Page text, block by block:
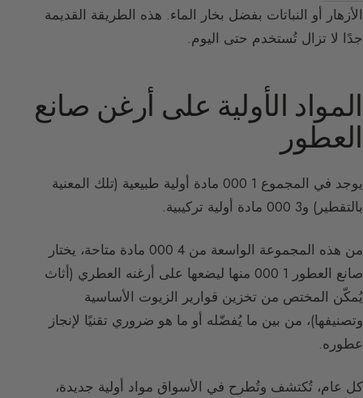
الأزهار أو النباتات بفضل بخار الماء. هذه الطريقة القديمة
جدًا لا تزال تُستخدم حتى اليوم.
المواد الأولية على أرغن صانع
العطور
يوجد في المجموع 1 000 مادة أولية طبيعية (تلك المعنية
بالتقطير) و3 000 مادة أولية تركيبية.
من هذه المجموعة الواسعة من 4 000 مادة متاحة، يختار
صانع العطور 1 000 منها ليضعها على أرغنه العطري (أثاث
يُمكّن المختص من تخزين قوارير الزيوت الأساسية
وتصنيفها)، من بين ما يُفضّله أو ما هو ضروري تقنيًا لإنجاز
عطوره.
كل عام، تُكتشف وتُطرح في الأسواق مواد أولية جديدة،